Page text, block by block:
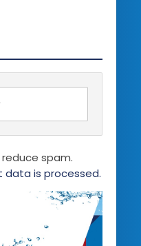
spam.
data is processed.